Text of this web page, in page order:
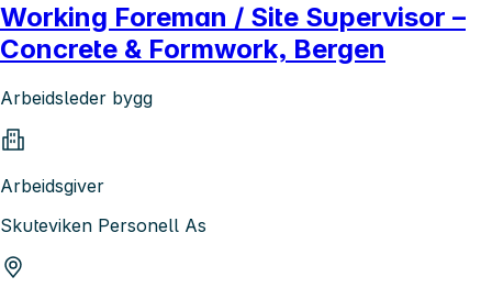
Working Foreman / Site Supervisor –
Concrete & Formwork, Bergen
Arbeidsleder bygg
Arbeidsgiver
Skuteviken Personell As